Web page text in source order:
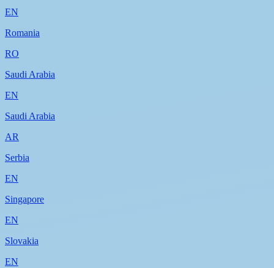
EN
Romania
RO
Saudi Arabia
EN
Saudi Arabia
AR
Serbia
EN
Singapore
EN
Slovakia
EN